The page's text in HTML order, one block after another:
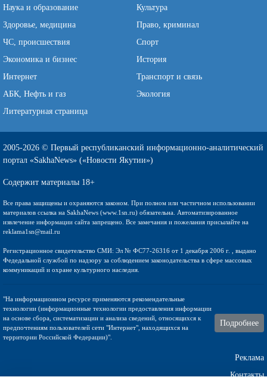
Наука и образование
Культура
Здоровье, медицина
Право, криминал
ЧС, происшествия
Спорт
Экономика и бизнес
История
Интернет
Транспорт и связь
АБК, Нефть и газ
Экология
Литературная страница
2005-2026 © Первый республиканский информационно-аналитический
портал «SakhaNews» («Новости Якутии»)
Содержит материалы 18+
Все права защищены и охраняются законом. При полном или частичном использовании
материалов ссылка на SakhaNews (www.1sn.ru) обязательна. Автоматизированное
извлечение информации сайта запрещено. Все замечания и пожелания присылайте на
reklama1sn@mail.ru
Регистрационное свидетельство СМИ: Эл № ФС77-26316 от 1 декабря 2006 г. , выдано
Федедальной службой по надзору за соблюдением законодательства в сфере массовых
коммуникаций и охране культурного наследия.
"На информационном ресурсе применяются рекомендательные
технологии (информационные технологии предоставления информации
на основе сбора, систематизации и анализа сведений, относящихся к
предпочтениям пользователей сети "Интернет", находящихся на
территории Российской Федерации)".
Подробнее
Реклама
Контакты